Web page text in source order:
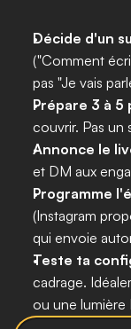
Décide d'un
("Comment
pas "Je vais
Prépare 3 à 5
couvrir. Pas un
Annonce le
et DM aux
Programme
(Instagram
qui envoie
Teste ta
cadrage.
ou une lumière